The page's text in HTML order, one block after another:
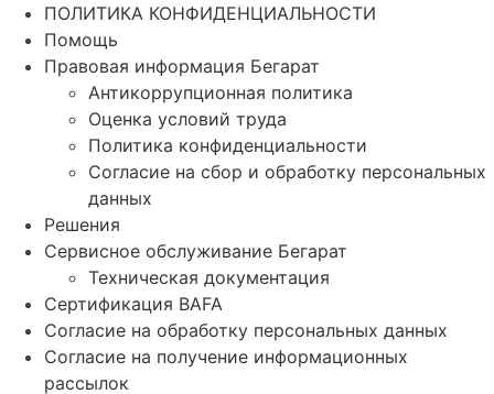
ПОЛИТИКА КОНФИДЕНЦИАЛЬНОСТИ
Помощь
Правовая информация Бегарат
Антикоррупционная политика
Оценка условий труда
Политика конфиденциальности
Согласие на сбор и обработку персональных
данных
Решения
Сервисное обслуживание Бегарат
Техническая документация
Сертификация BAFA
Согласие на обработку персональных данных
Согласие на получение информационных
рассылок